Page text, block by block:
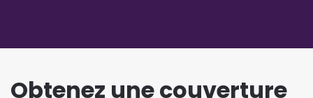
Obtenez une couverture